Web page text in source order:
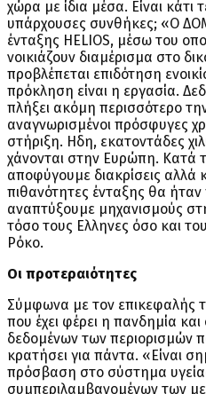
χώρα με ίδια μέσα. Είναι κάτι
υπάρχουσες συνθήκες; «Ο
ένταξης HELIOS, μέσω του
νοικιάζουν διαμέρισμα στο
προβλέπεται επιδότηση
πρόκληση είναι η εργασία.
πλήξει ακόμη περισσότερο
αναγνωρισμένοι πρόσφυγες
στήριξη. Ηδη, εκατοντάδες
χάνονται στην Ευρώπη. Κατά
αποφύγουμε διακρίσεις αλλά
πιθανότητες ένταξης θα ήταν
αναπτύξουμε μηχανισμούς
τόσο τους Ελληνες όσο και
Ρόκο.
Οι προτεραιότητες
Σύμφωνα με τον επικεφαλής
που έχει φέρει η πανδημία
δεδομένων των περιορισμών
κρατήσει για πάντα. «Είναι
πρόσβαση στο σύστημα
συμπεριλαμβανομένων των